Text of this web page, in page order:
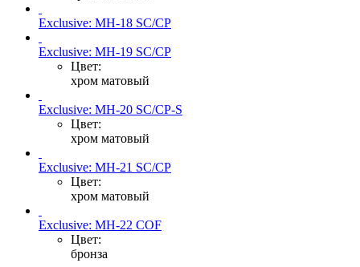
Exclusive: MH-18 SC/CP
Exclusive: MH-19 SC/CP
Цвет:
хром матовый
Exclusive: MH-20 SC/CP-S
Цвет:
хром матовый
Exclusive: MH-21 SC/CP
Цвет:
хром матовый
Exclusive: MH-22 COF
Цвет:
бронза